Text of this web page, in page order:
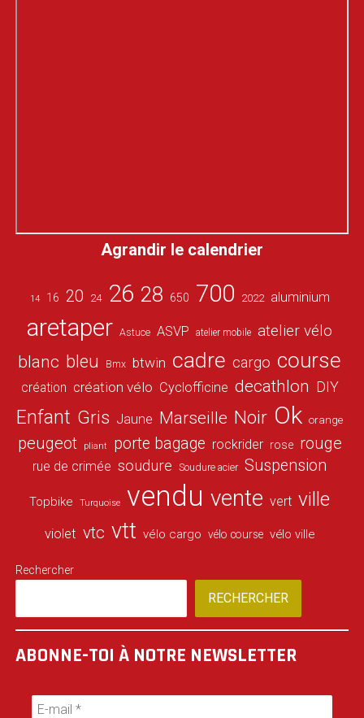
Agrandir le calendrier
14 16 20 24 26 28 650 700 2022 aluminium
aretaper Astuce ASVP atelier mobile atelier vélo
blanc bleu Bmx btwin cadre cargo course
création création vélo Cyclofficine decathlon DIY
Enfant Gris Jaune Marseille Noir Ok orange
peugeot pliant porte bagage rockrider rose rouge
rue de crimée soudure Soudure acier Suspension
Topbike Turquoise vendu vente vert ville
violet vtc vtt vélo cargo vélo course vélo ville
Rechercher
RECHERCHER
ABONNE-TOI À NOTRE NEWSLETTER